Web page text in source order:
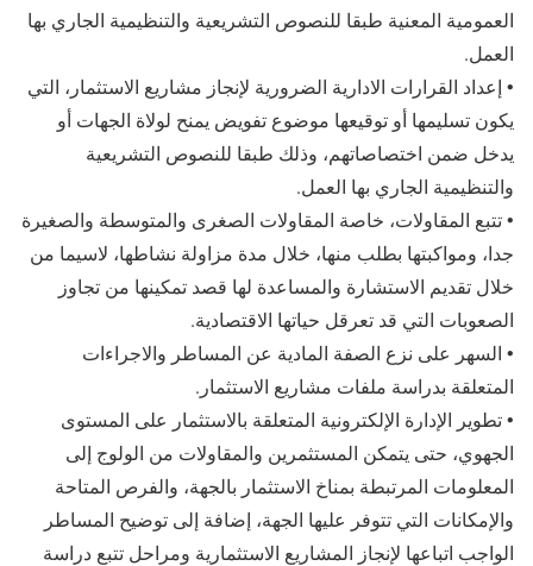
العمومية المعنية طبقا للنصوص التشريعية والتنظيمية الجاري بها
العمل.
• إعداد القرارات الادارية الضرورية لإنجاز مشاريع الاستثمار، التي
يكون تسليمها أو توقيعها موضوع تفويض يمنح لولاة الجهات أو
يدخل ضمن اختصاصاتهم، وذلك طبقا للنصوص التشريعية
والتنظيمية الجاري بها العمل.
• تتبع المقاولات، خاصة المقاولات الصغرى والمتوسطة والصغيرة
جدا، ومواكبتها بطلب منها، خلال مدة مزاولة نشاطها، لاسيما من
خلال تقديم الاستشارة والمساعدة لها قصد تمكينها من تجاوز
الصعوبات التي قد تعرقل حياتها الاقتصادية.
• السهر على نزع الصفة المادية عن المساطر والاجراءات
المتعلقة بدراسة ملفات مشاريع الاستثمار.
• تطوير الإدارة الإلكترونية المتعلقة بالاستثمار على المستوى
الجهوي، حتى يتمكن المستثمرين والمقاولات من الولوج إلى
المعلومات المرتبطة بمناخ الاستثمار بالجهة، والفرص المتاحة
والإمكانات التي تتوفر عليها الجهة، إضافة إلى توضيح المساطر
الواجب اتباعها لإنجاز المشاريع الاستثمارية ومراحل تتبع دراسة